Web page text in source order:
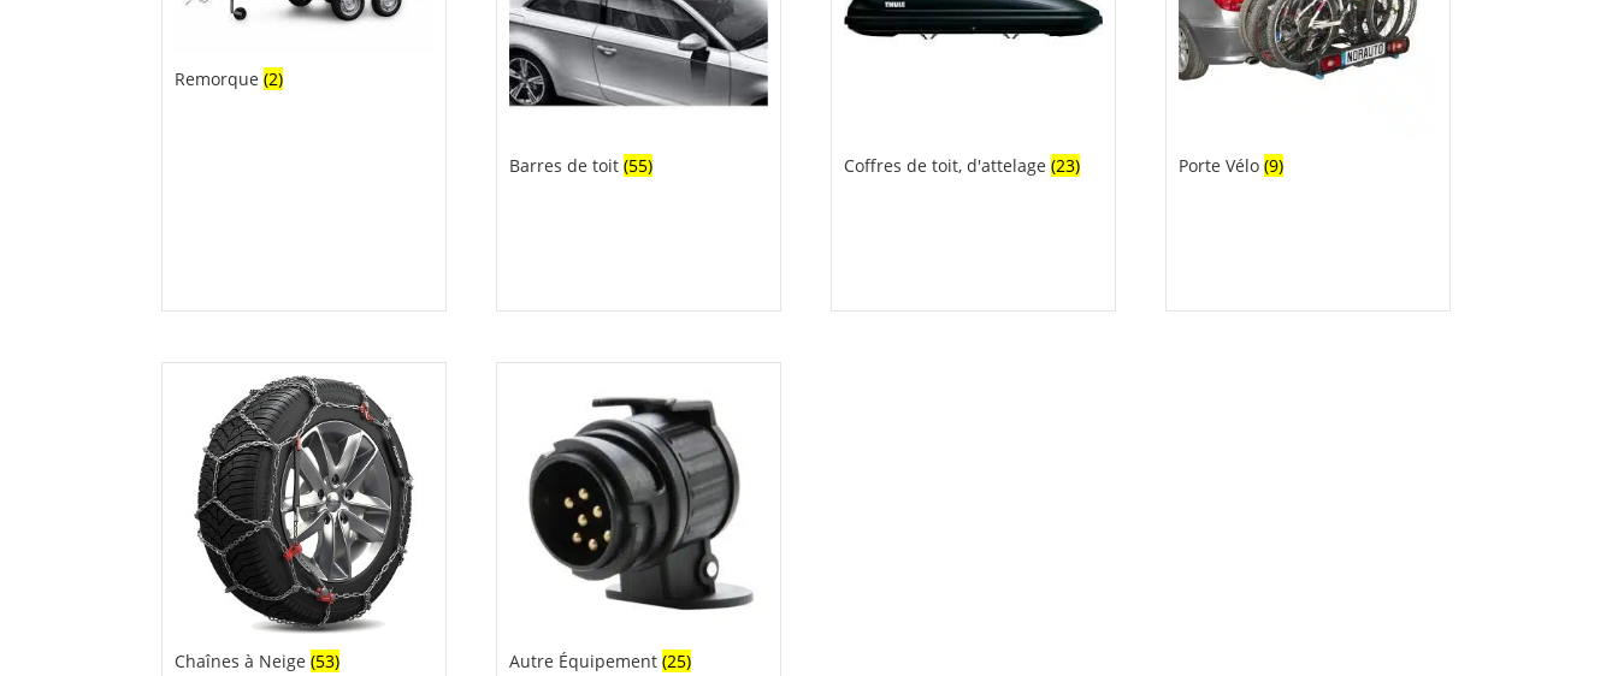
Remorque(2)
Barres de toit(55) Coffres de toit, d'attelage(23) Porte Vélo(9)
Chaînes à Neige(53) Autre Équipement(25)